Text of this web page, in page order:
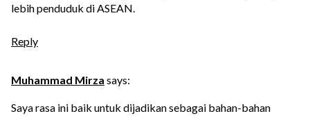
lebih penduduk di ASEAN.
Reply
Muhammad Mirza says:
Saya rasa ini baik untuk dijadikan sebagai bahan-bahan